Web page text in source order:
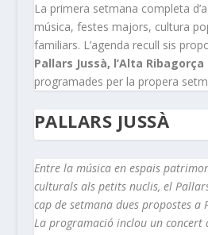
La primera setmana completa
música, festes majors, cultura
familiars. L’agenda recull sis
Pallars Jussà, l’Alta
programades per la propera
PALLARS JUSSÀ
Entre la música en espais
culturals als petits nuclis, el
cap de setmana dues propostes a
La programació inclou un concert